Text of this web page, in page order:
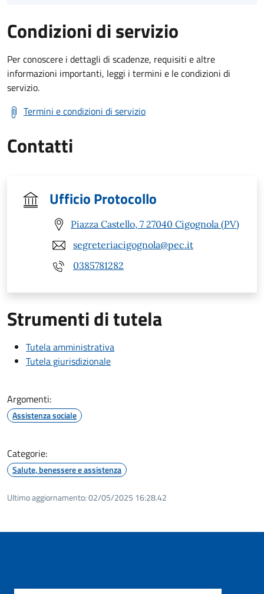
Condizioni di servizio
Per conoscere i dettagli di scadenze, requisiti e altre
informazioni importanti, leggi i termini e le condizioni di
servizio.
Termini e condizioni di servizio
Contatti
Ufficio Protocollo
Piazza Castello, 7 27040 Cigognola (PV)
segreteriacigognola@pec.it
0385781282
Strumenti di tutela
Tutela amministrativa
Tutela giurisdizionale
Argomenti:
Assistenza sociale
Categorie:
Salute, benessere e assistenza
Ultimo aggiornamento:02/05/2025 16:28.42